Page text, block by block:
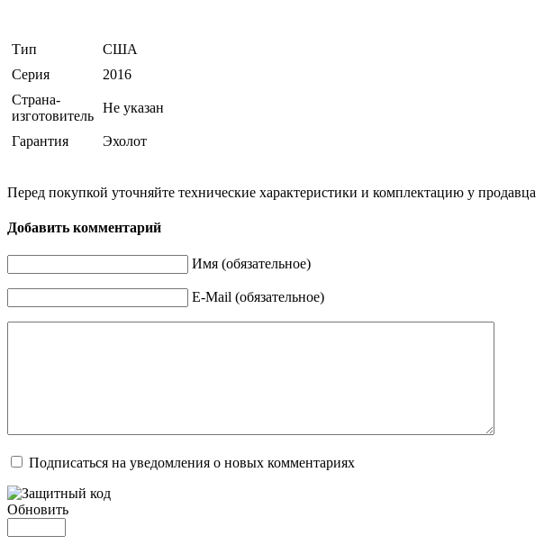
Тип
США
Серия
2016
Страна-
изготовитель
Не указан
Гарантия Эхолот
Перед покупкой уточняйте технические характеристики и комплектацию у продавца
Добавить комментарий
Имя (обязательное)
E-Mail (обязательное)
Подписаться на уведомления о новых комментариях
Обновить